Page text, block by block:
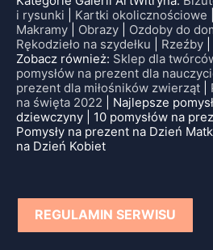
i rysunki
Kartki okolicznościowe
Makramy
Obrazy Ozdoby do
Rękodzieło na szydełku
Rzeźby
Zobacz również: Sklep dla
pomysłów na prezent dla
prezent dla miłośników zwierząt
na święta 2022 | Najlepsze
dziewczyny | 10 pomysłów na
Pomysły na prezent na Dzień
na Dzień Kobiet
REGULAMIN SERWISU